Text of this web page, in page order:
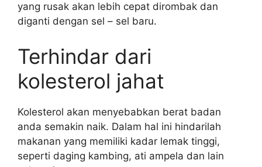
yang rusak akan lebih cepat dirombak dan
diganti dengan sel – sel baru.
Terhindar dari
kolesterol jahat
Kolesterol akan menyebabkan berat badan
anda semakin naik. Dalam hal ini hindarilah
makanan yang memiliki kadar lemak tinggi,
seperti daging kambing, ati ampela dan lain